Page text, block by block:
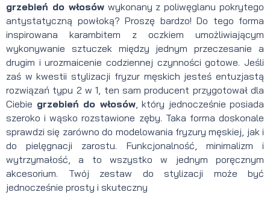
grzebień do włosówwykonany z poliwęglanu pokrytego
antystatyczną powłoką? Proszę bardzo! Do tego forma
inspirowana karambitem z oczkiem umożliwiającym
wykonywanie sztuczek między jednym przeczesanie a
drugim i urozmaicenie codziennej czynności gotowe. Jeśli
zaś w kwestii stylizacji fryzur męskich jesteś entuzjastą
rozwiązań typu 2 w 1, ten sam producent przygotował dla
Ciebie grzebień do włosów, który jednocześnie posiada
szeroko i wąsko rozstawione zęby. Taka forma doskonale
sprawdzi się zarówno do modelowania fryzury męskiej, jak i
do pielęgnacji zarostu. Funkcjonalność, minimalizm i
wytrzymałość, a to wszystko w jednym poręcznym
akcesorium. Twój zestaw do stylizacji może być
jednocześnie prosty i skuteczny